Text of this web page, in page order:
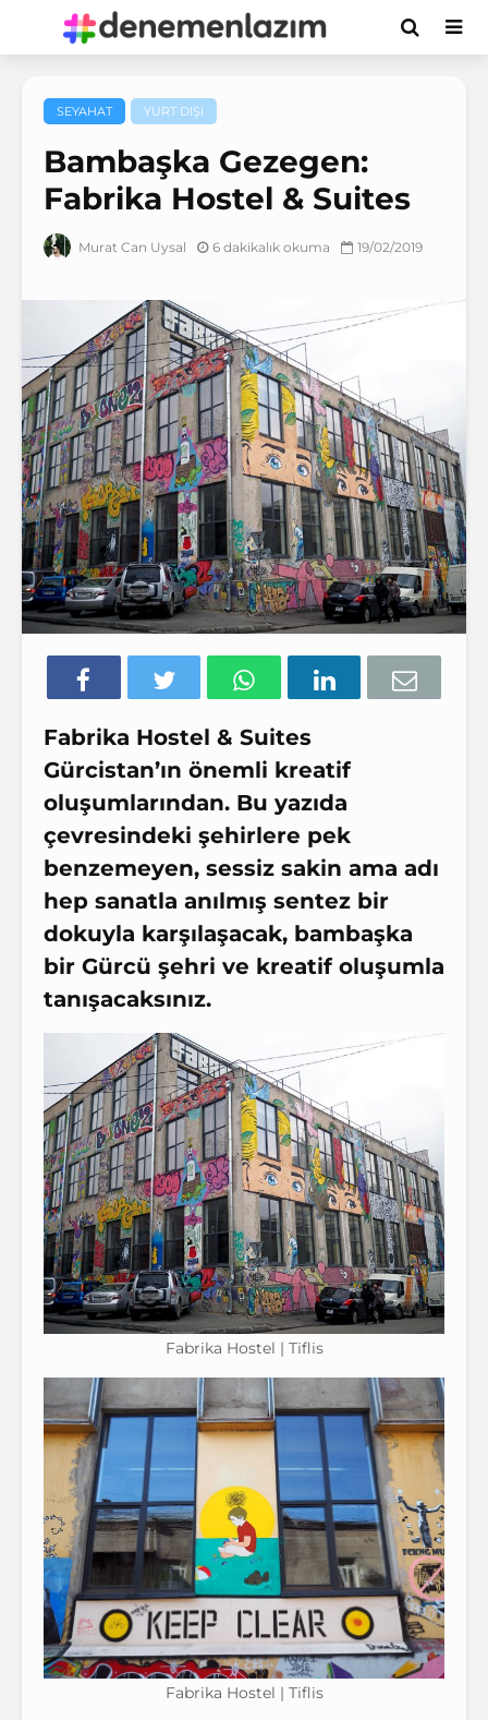
SEYAHAT YURT DIŞI
Bambaşka Gezegen:
Fabrika Hostel & Suites
Murat Can Uysal 6 dakikalık okuma 19/02/2019
Fabrika Hostel & Suites
Gürcistan’ın önemli kreatif
oluşumlarından. Bu yazıda
çevresindeki şehirlere pek
benzemeyen, sessiz sakin ama adı
hep sanatla anılmış sentez bir
dokuyla karşılaşacak, bambaşka
bir Gürcü şehri ve kreatif oluşumla
tanışacaksınız.
Fabrika Hostel | Tiflis
Fabrika Hostel | Tiflis